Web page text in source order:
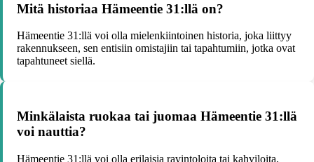
Mitä historiaa Hämeentie 31:llä on?
Hämeentie 31:llä voi olla mielenkiintoinen historia, joka liittyy
rakennukseen, sen entisiin omistajiin tai tapahtumiin, jotka ovat
tapahtuneet siellä.
Minkälaista ruokaa tai juomaa Hämeentie 31:llä
voi nauttia?
Hämeentie 31:llä voi olla erilaisia ravintoloita tai kahviloita,